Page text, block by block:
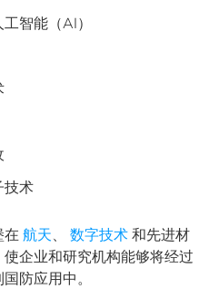
智能（AI）
技术
在 航天、 数字技术 和先进材
企业和研究机构能够将经过
防应用中。